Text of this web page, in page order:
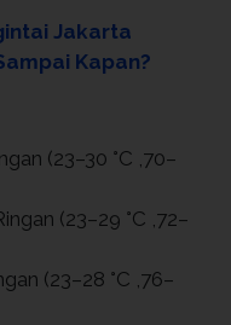
Jakarta
Kapan?
(23–30 °C ,70–
(23–29 °C ,72–
(23–28 °C ,76–